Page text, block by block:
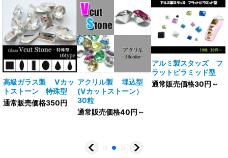
高級ガラス製 Vカッ
トストーン 特殊型
通常販売価格350円
アクリル製 埋込型
(Vカットストーン）
30粒
通常販売価格40円～
アルミ製スタッズ フ
ラットピラミッド型
通常販売価格30円～